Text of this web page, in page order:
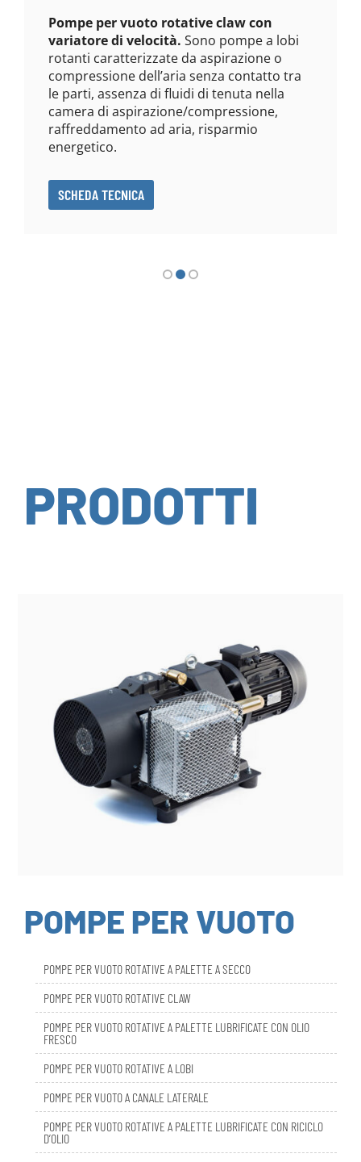
Pompe per vuoto rotative claw con
variatore di velocità. Sono pompe a lobi
rotanti caratterizzate da aspirazione o
compressione dell’aria senza contatto tra
le parti, assenza di fluidi di tenuta nella
camera di aspirazione/compressione,
raffreddamento ad aria, risparmio
energetico.
SCHEDA TECNICA
PRODOTTI
POMPE PER VUOTO
POMPE PER VUOTO ROTATIVE CLAW
POMPE PER VUOTO ROTATIVE A PALETTE LUBRIFICATE CON OLIO
FRESCO
POMPE PER VUOTO ROTATIVE A LOBI
POMPE PER VUOTO A CANALE LATERALE
POMPE PER VUOTO ROTATIVE A PALETTE LUBRIFICATE CON RICICLO
D’OLIO
DBL SMART